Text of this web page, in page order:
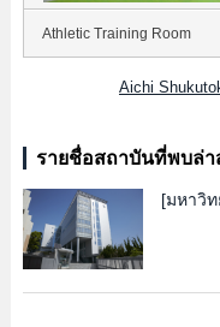
Athletic Training Room
Aichi
รายชื่อสถาบันที่พบล่า
[มหาวิ